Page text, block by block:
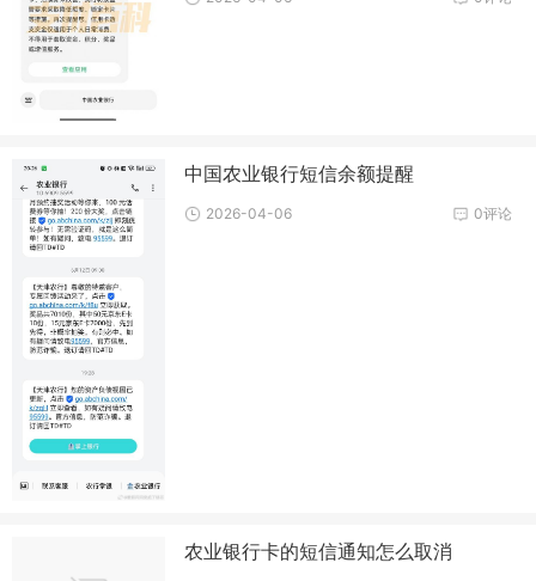
中国农业银行短信余额提醒
0评论
2026-04-06
农业银行卡的短信通知怎么取消